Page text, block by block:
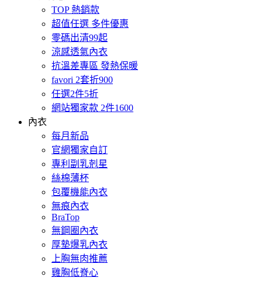
TOP 熱銷款
超值任選 多件優惠
零碼出清99起
涼感透氣內衣
抗溫差專區 發熱保暖
favori 2套折900
任選2件5折
網站獨家款 2件1600
內衣
每月新品
官網獨家自訂
專利副乳剋星
絲棉薄杯
包覆機能內衣
無痕內衣
BraTop
無鋼圈內衣
厚墊爆乳內衣
上胸無肉推薦
雞胸低脊心